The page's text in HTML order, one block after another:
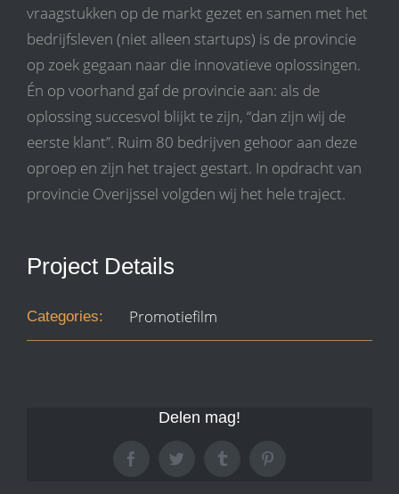
vraagstukken op de markt gezet en samen met het
bedrijfsleven (niet alleen startups) is de provincie
op zoek gegaan naar die innovatieve oplossingen.
Én op voorhand gaf de provincie aan: als de
oplossing succesvol blijkt te zijn, “dan zijn wij de
eerste klant”. Ruim 80 bedrijven gehoor aan deze
oproep en zijn het traject gestart. In opdracht van
provincie Overijssel volgden wij het hele traject.
Project Details
Categories: Promotiefilm
Delen mag!
FacebookTwitter TumblrPinterest